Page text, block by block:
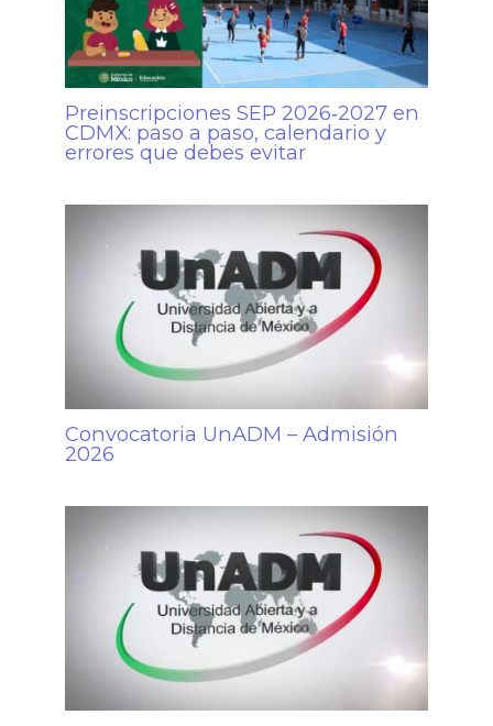
Preinscripciones SEP 2026‑2027 en
CDMX: paso a paso, calendario y
errores que debes evitar
Convocatoria UnADM – Admisión
2026